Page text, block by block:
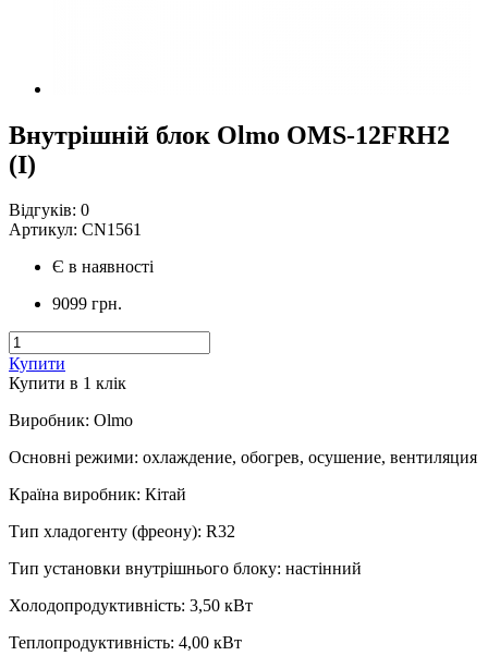
Внутрішній блок Olmo OMS-12FRH2
(I)
Відгуків: 0
Артикул: CN1561
Є в наявності
9099 грн.
Купити
Купити в 1 клiк
Виробник: Olmo
Основні режими: охлаждение, обогрев, осушение, вентиляция
Країна виробник: Кітай
Тип хладогенту (фреону): R32
Тип установки внутрішнього блоку: настінний
Холодопродуктивність: 3,50 кВт
Теплопродуктивність: 4,00 кВт